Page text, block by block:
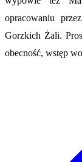
opracowaniu
Gorzkich Żali.
obecność, wstęp